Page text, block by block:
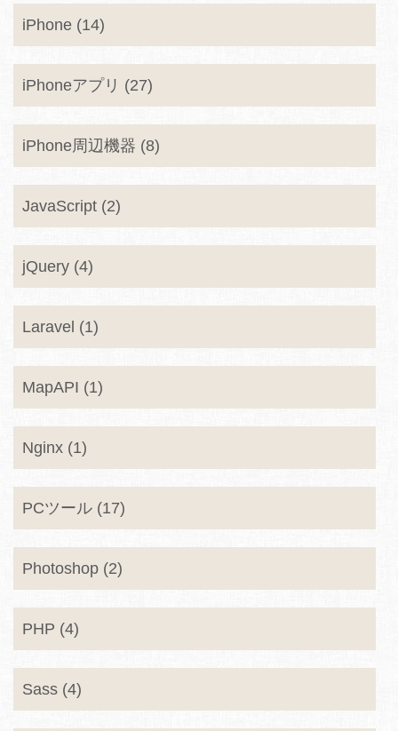
iPhone (14)
iPhoneアプリ (27)
iPhone周辺機器 (8)
JavaScript (2)
jQuery (4)
Laravel (1)
MapAPI (1)
Nginx (1)
PCツール (17)
Photoshop (2)
PHP (4)
Sass (4)